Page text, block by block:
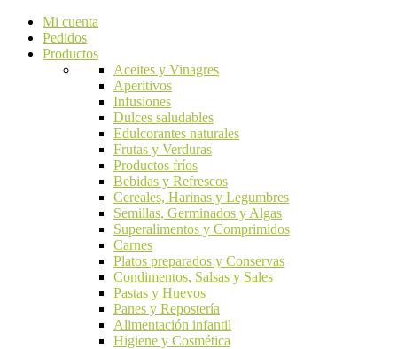
Mi cuenta
Pedidos
Productos
Aceites y Vinagres
Aperitivos
Infusiones
Dulces saludables
Edulcorantes naturales
Frutas y Verduras
Productos fríos
Bebidas y Refrescos
Cereales, Harinas y Legumbres
Semillas, Germinados y Algas
Superalimentos y Comprimidos
Carnes
Platos preparados y Conservas
Condimentos, Salsas y Sales
Pastas y Huevos
Panes y Repostería
Alimentación infantil
Higiene y Cosmética